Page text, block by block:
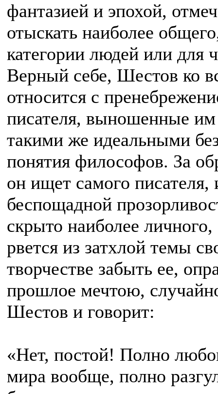
фантазией и эпохой,
отыскать наиболее
категории людей или для
Верный себе, Шестов ко
относится с
писателя, выношенные
такими же идеальными
понятия философов. За
он ищет самого
беспощадной
скрыто наиболее
рвется из затхлой темы
творчестве забыть ее,
прошлое мечтою,
Шестов и говорит:
«Нет, постой! Полно
мира вообще, полно